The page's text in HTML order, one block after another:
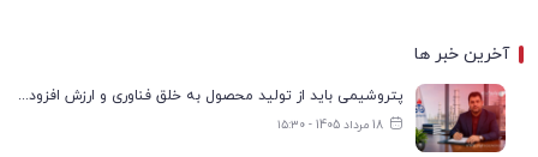
آخرین خبر ها
پتروشیمی باید از تولید محصول به خلق فناوری و ارزش افزوده حرکت کند
18 مرداد 1405 - ۱۵:۳۰